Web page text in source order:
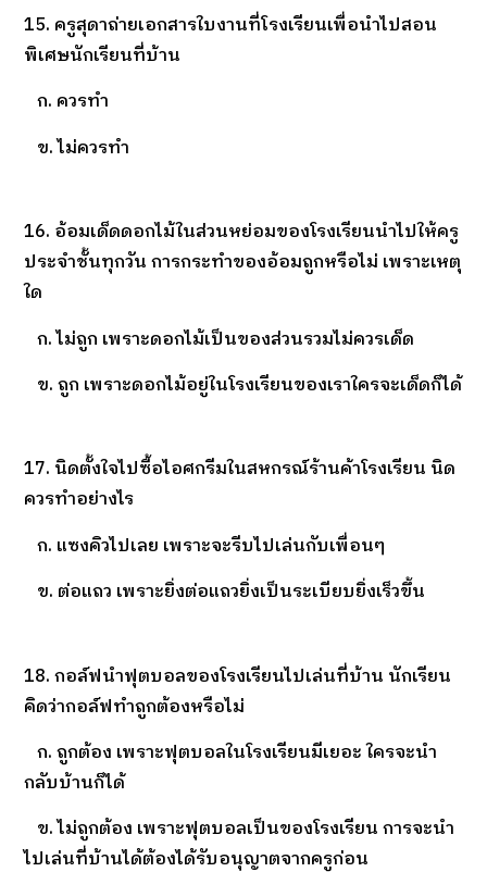
15. ครูสุดาถ่ายเอกสารใบงานที่โรงเรียนเพื่อนำไปสอน
พิเศษนักเรียนที่บ้าน
ก. ควรทำ
ข. ไม่ควรทำ
16. อ้อมเด็ดดอกไม้ในส่วนหย่อมของโรงเรียนนำไปให้ครู
ประจำชั้นทุกวัน การกระทำของอ้อมถูกหรือไม่ เพราะเหตุ
ใด
ก. ไม่ถูก เพราะดอกไม้เป็นของส่วนรวมไม่ควรเด็ด
ข. ถูก เพราะดอกไม้อยู่ในโรงเรียนของเราใครจะเด็ดก็ได้
17. นิดตั้งใจไปซื้อไอศกรีมในสหกรณ์ร้านค้าโรงเรียน นิด
ควรทำอย่างไร
ก. แซงคิวไปเลย เพราะจะรีบไปเล่นกับเพื่อนๆ
ข. ต่อแถว เพราะยิ่งต่อแถวยิ่งเป็นระเบียบยิ่งเร็วขึ้น
18. กอล์ฟนำฟุตบอลของโรงเรียนไปเล่นที่บ้าน นักเรียน
คิดว่ากอล์ฟทำถูกต้องหรือไม่
ก. ถูกต้อง เพราะฟุตบอลในโรงเรียนมีเยอะ ใครจะนำ
กลับบ้านก็ได้
ข. ไม่ถูกต้อง เพราะฟุตบอลเป็นของโรงเรียน การจะนำ
ไปเล่นที่บ้านได้ต้องได้รับอนุญาตจากครูก่อน